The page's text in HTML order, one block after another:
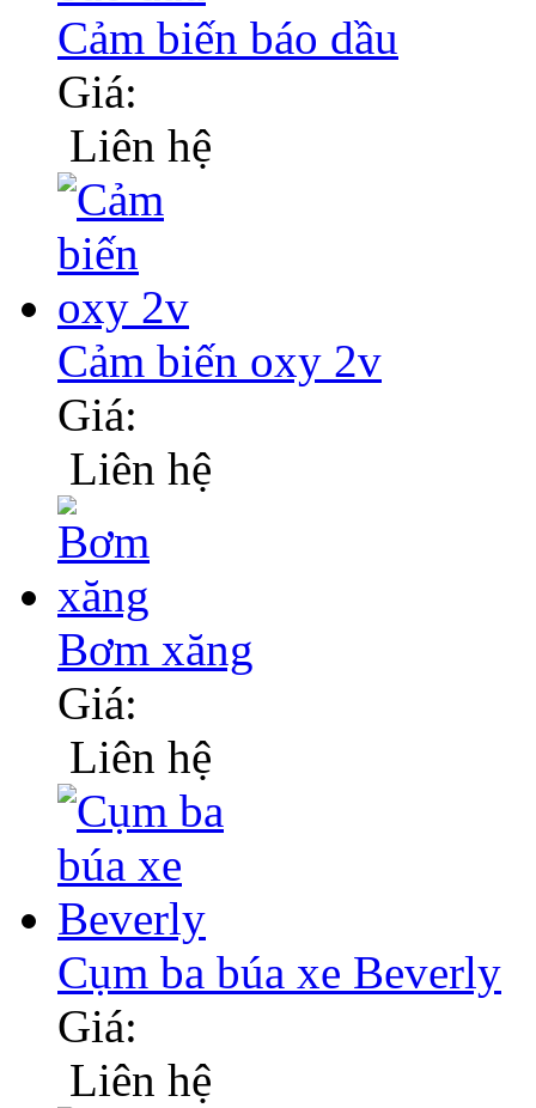
Cảm biến báo dầu
Giá:
Liên hệ
Cảm biến oxy 2v
Giá:
Liên hệ
Bơm xăng
Giá:
Liên hệ
Cụm ba búa xe Beverly
Giá:
Liên hệ